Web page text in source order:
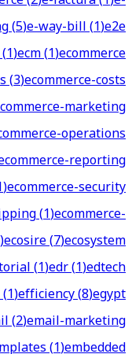
(5)e-way-bill(1)e2e
(1)ecm(1)ecommerce
(3)ecommerce-costs
marketing
operations
reporting
)ecommerce-security
(1)ecommerce-
)ecosire(7)ecosystem
(1)edr(1)edtech
(1)efficiency(8)egypt
(2)email-marketing
(1)embedded